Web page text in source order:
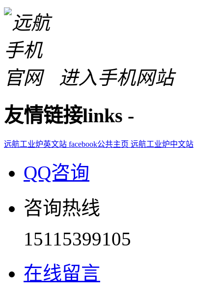
进入手机网站
友情链接links -
远航工业炉英文站 facebook公共主页 远航工业炉中文站
QQ咨询
咨询热线
15115399105
在线留言